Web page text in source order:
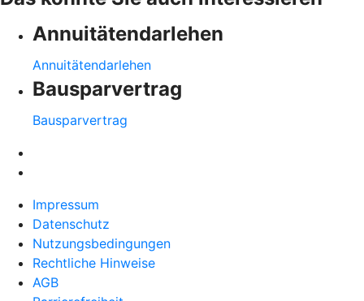
Annuitätendarlehen
Annuitätendarlehen
Bausparvertrag
Bausparvertrag
Impressum
Datenschutz
Nutzungsbedingungen
Rechtliche Hinweise
AGB